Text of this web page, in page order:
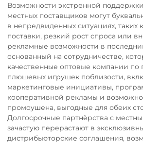
Возможности экстренной
местных поставщиков могут
в непредвиденных ситуациях, таких
поставки, резкий рост спроса или
рекламные возможности в
основанный на сотрудничестве,
качественные оптовые компании по
плюшевых игрушек поблизости,
маркетинговые инициативы,
кооперативной рекламы и
промоушена, выгодные для обеих
Долгосрочные партнёрства с
зачастую перерастают в
дистрибьюторские соглашения,